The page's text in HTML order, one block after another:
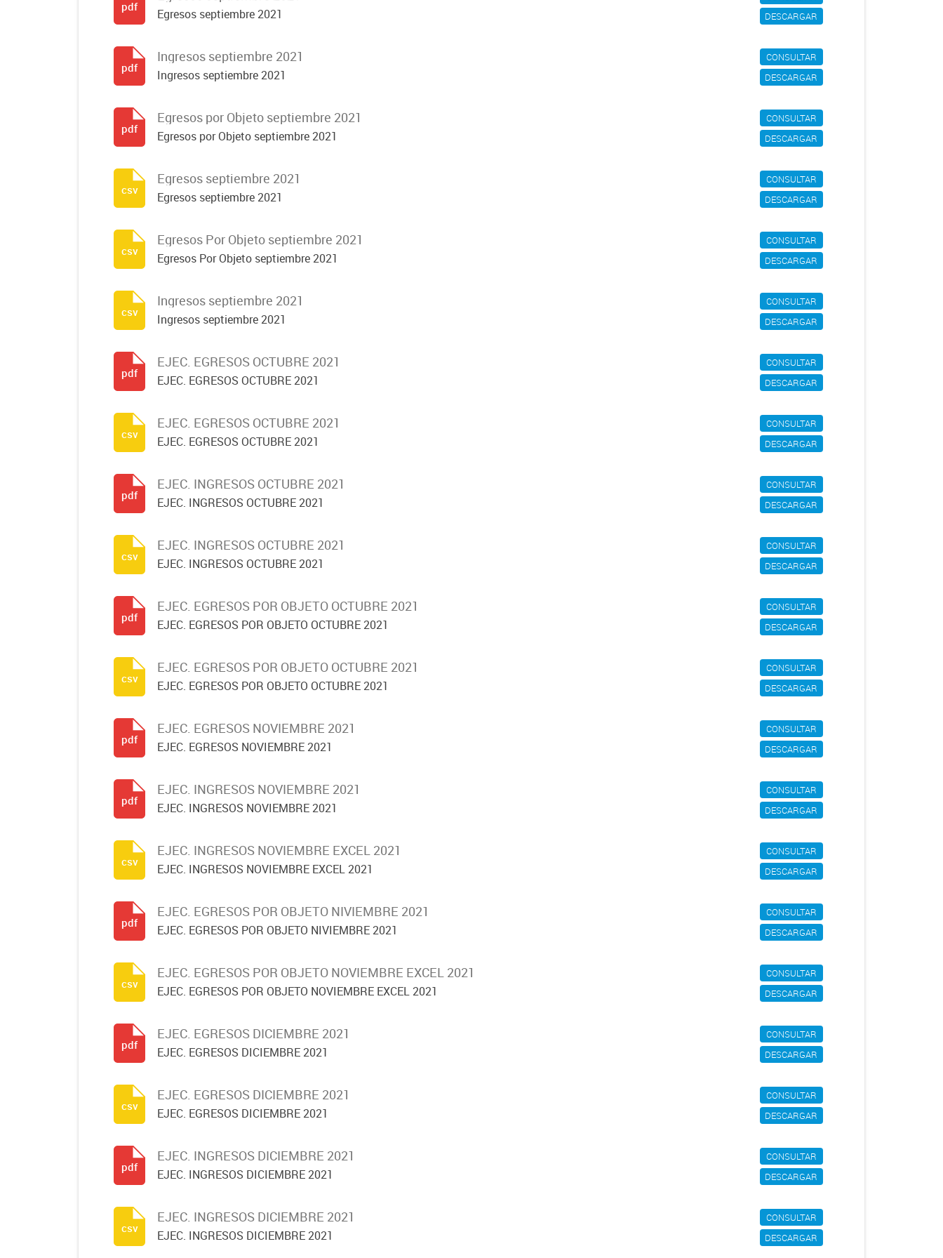
DESCARGAR
Egresos septiembre 2021
pdf
CONSULTAR
DESCARGAR
Ingresos septiembre 2021
Ingresos septiembre 2021
pdf
CONSULTAR
DESCARGAR
Egresos por Objeto septiembre 2021
Egresos por Objeto septiembre 2021
pdf
CONSULTAR
DESCARGAR
Egresos septiembre 2021
Egresos septiembre 2021
csv
CONSULTAR
DESCARGAR
Egresos Por Objeto septiembre 2021
Egresos Por Objeto septiembre 2021
csv
CONSULTAR
DESCARGAR
Ingresos septiembre 2021
Ingresos septiembre 2021
csv
CONSULTAR
DESCARGAR
EJEC. EGRESOS OCTUBRE 2021
EJEC. EGRESOS OCTUBRE 2021
pdf
CONSULTAR
DESCARGAR
EJEC. EGRESOS OCTUBRE 2021
EJEC. EGRESOS OCTUBRE 2021
csv
CONSULTAR
DESCARGAR
EJEC. INGRESOS OCTUBRE 2021
EJEC. INGRESOS OCTUBRE 2021
pdf
CONSULTAR
DESCARGAR
EJEC. INGRESOS OCTUBRE 2021
EJEC. INGRESOS OCTUBRE 2021
csv
CONSULTAR
DESCARGAR
EJEC. EGRESOS POR OBJETO OCTUBRE 2021
EJEC. EGRESOS POR OBJETO OCTUBRE 2021
pdf
CONSULTAR
DESCARGAR
EJEC. EGRESOS POR OBJETO OCTUBRE 2021
EJEC. EGRESOS POR OBJETO OCTUBRE 2021
csv
CONSULTAR
DESCARGAR
EJEC. EGRESOS NOVIEMBRE 2021
EJEC. EGRESOS NOVIEMBRE 2021
pdf
CONSULTAR
DESCARGAR
EJEC. INGRESOS NOVIEMBRE 2021
EJEC. INGRESOS NOVIEMBRE 2021
pdf
CONSULTAR
DESCARGAR
EJEC. INGRESOS NOVIEMBRE EXCEL 2021
EJEC. INGRESOS NOVIEMBRE EXCEL 2021
csv
CONSULTAR
DESCARGAR
EJEC. EGRESOS POR OBJETO NIVIEMBRE 2021
EJEC. EGRESOS POR OBJETO NIVIEMBRE 2021
pdf
CONSULTAR
DESCARGAR
EJEC. EGRESOS POR OBJETO NOVIEMBRE EXCEL 2021
EJEC. EGRESOS POR OBJETO NOVIEMBRE EXCEL 2021
csv
CONSULTAR
DESCARGAR
EJEC. EGRESOS DICIEMBRE 2021
EJEC. EGRESOS DICIEMBRE 2021
pdf
CONSULTAR
DESCARGAR
EJEC. EGRESOS DICIEMBRE 2021
EJEC. EGRESOS DICIEMBRE 2021
csv
CONSULTAR
DESCARGAR
EJEC. INGRESOS DICIEMBRE 2021
EJEC. INGRESOS DICIEMBRE 2021
pdf
CONSULTAR
DESCARGAR
EJEC. INGRESOS DICIEMBRE 2021
EJEC. INGRESOS DICIEMBRE 2021
csv